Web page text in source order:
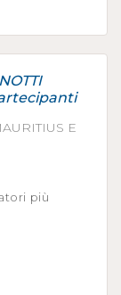
E
più